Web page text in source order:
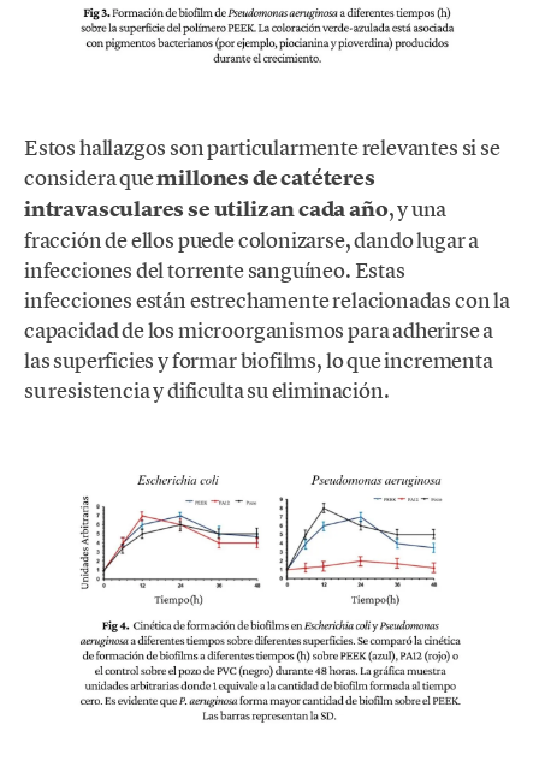
Estos hallazgos son particularmente relevantes si se
considera quemillones de catéteres
intravasculares se utilizan cada año, y una
fracción de ellos puede colonizarse, dando lugar a
infecciones del torrente sanguíneo. Estas
infecciones están estrechamente relacionadas con la
capacidad de los microorganismos para adherirse a
las superficies y formar biofilms, lo que incrementa
su resistencia y dificulta su eliminación.